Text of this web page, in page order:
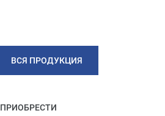
ВСЯ ПРОДУКЦИЯ
ПРИОБРЕСТИ